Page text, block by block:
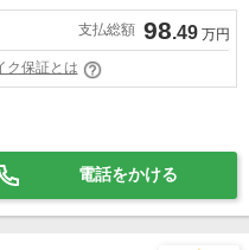
支払総額 98.49 万円
ク保証とは
電話をかける